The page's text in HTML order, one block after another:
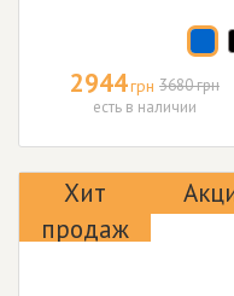
2944грн 3680 грн
есть в наличии
Хит
продаж